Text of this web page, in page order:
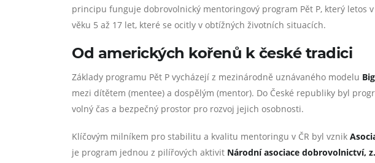
principu funguje dobrovolnický mentoringový program Pět P, který letos
věku 5 až 17 let, které se ocitly v obtížných životních situacích.
Od amerických kořenů k české tradici
Základy programu Pět P vycházejí z mezinárodně uznávaného modelu
mezi dítětem (mentee) a dospělým (mentor). Do České republiky byl
volný čas a bezpečný prostor pro rozvoj jejich osobnosti.
Klíčovým milníkem pro stabilitu a kvalitu mentoringu v ČR byl vznik
je program jednou z pilířových aktivit Národní asociace dobrovolnictví,